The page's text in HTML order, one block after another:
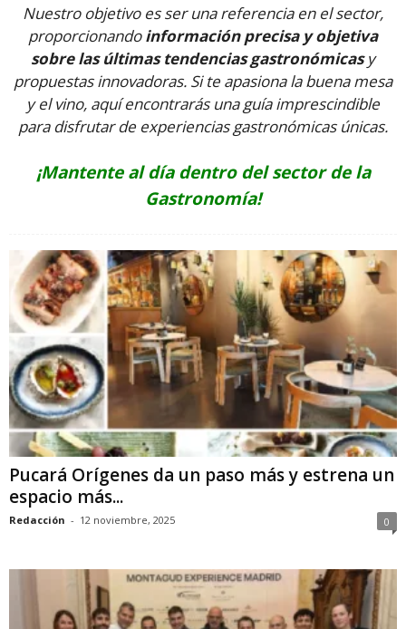
Nuestro objetivo es ser una referencia en el sector,
proporcionandoinformación precisa y objetiva
sobre las últimas tendencias gastronómicasy
propuestas innovadoras. Si te apasiona la buena mesa
y el vino, aquí encontrarás una guía imprescindible
para disfrutar de experiencias gastronómicas únicas.
¡Mantente al día dentro del sector de la
Gastronomía!
Pucará Orígenes da un paso más y estrena un
espacio más...
Redacción - 12 noviembre, 2025 0